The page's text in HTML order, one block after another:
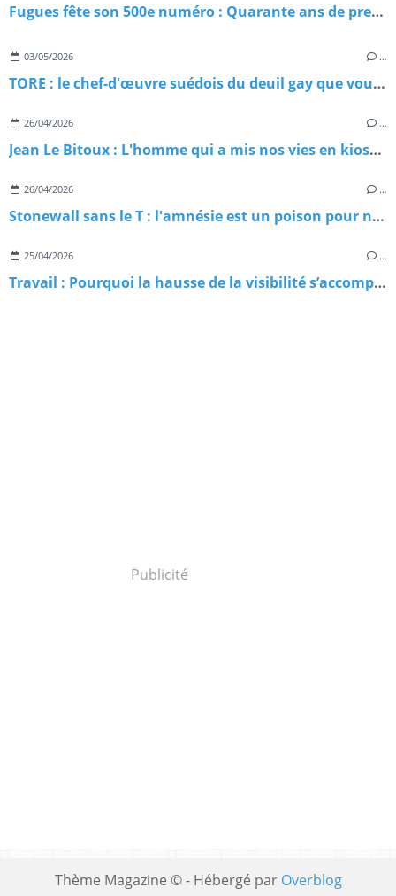
Fugues fête son 500e numéro : Quarante ans de presse queer qui ne lâche rien !
03/05/2026 …
TORE : le chef-d'œuvre suédois du deuil gay que vous n'avez probablement pas encore regardé
26/04/2026 …
Jean Le Bitoux : L'homme qui a mis nos vies en kiosque
26/04/2026 …
Stonewall sans le T : l'amnésie est un poison pour nos luttes
25/04/2026 …
Travail : Pourquoi la hausse de la visibilité s’accompagne d’un pic de violences ?
Publicité
Thème Magazine © - Hébergé par Overblog